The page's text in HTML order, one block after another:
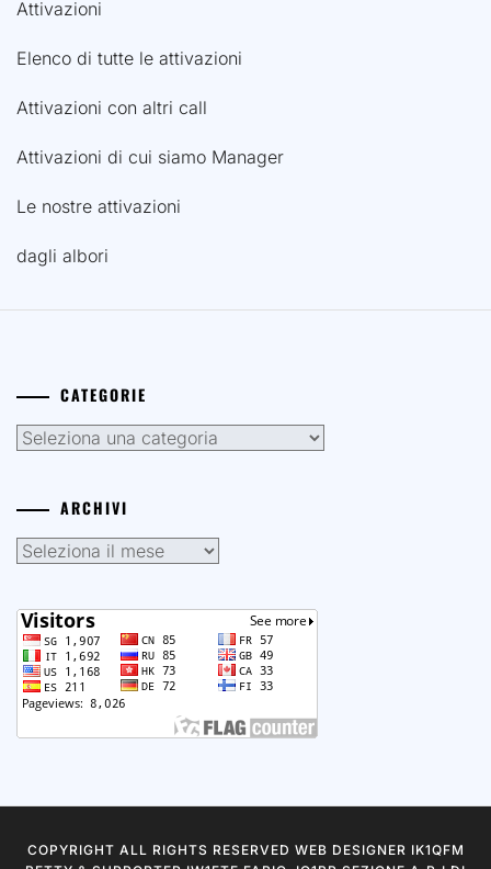
Attivazioni
Elenco di tutte le attivazioni
Attivazioni con altri call
Attivazioni di cui siamo Manager
Le nostre attivazioni
dagli albori
CATEGORIE
Categorie
ARCHIVI
Archivi
COPYRIGHT ALL RIGHTS RESERVED WEB DESIGNER IK1QFM